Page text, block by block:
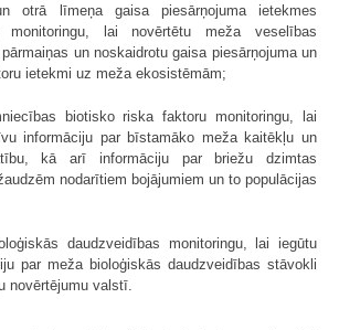
otrā līmeņa gaisa piesārņojuma ietekmes
monitoringu, lai novērtētu meža veselības
un noskaidrotu gaisa piesārņojuma un
ietekmi uz meža ekosistēmām;
biotisko riska faktoru monitoringu, lai
informāciju par bīstamāko meža kaitēkļu un
kā arī informāciju par briežu dzimtas
nodarītiem bojājumiem un to populācijas
daudzveidības monitoringu, lai iegūtu
par meža bioloģiskās daudzveidības stāvokli
novērtējumu valstī.